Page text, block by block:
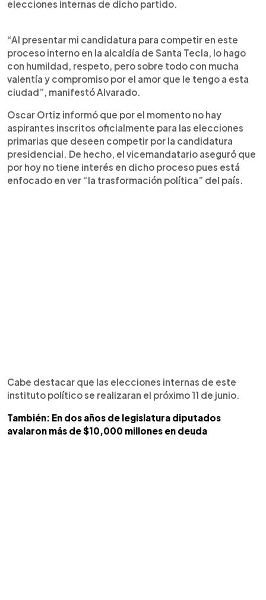
elecciones internas de dicho partido.
“Al presentar mi candidatura para competir en este
proceso interno en la alcaldía de Santa Tecla, lo hago
con humildad, respeto, pero sobre todo con mucha
valentía y compromiso por el amor que le tengo a esta
ciudad”, manifestó Alvarado.
Oscar Ortiz informó que por el momento no hay
aspirantes inscritos oficialmente para las elecciones
primarias que deseen competir por la candidatura
presidencial. De hecho, el vicemandatario aseguró que
por hoy no tiene interés en dicho proceso pues está
enfocado en ver “la trasformación política” del país.
Cabe destacar que las elecciones internas de este
instituto político se realizaran el próximo 11 de junio.
También: En dos años de legislatura diputados
avalaron más de $10,000 millones en deuda